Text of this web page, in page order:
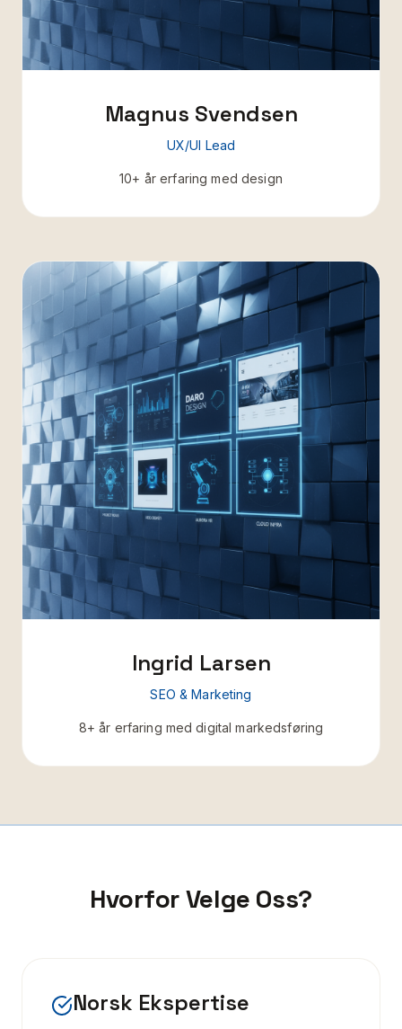
Magnus Svendsen
UX/UI Lead
10+ år erfaring med design
Ingrid Larsen
SEO & Marketing
8+ år erfaring med digital markedsføring
Hvorfor Velge Oss?
Norsk Ekspertise